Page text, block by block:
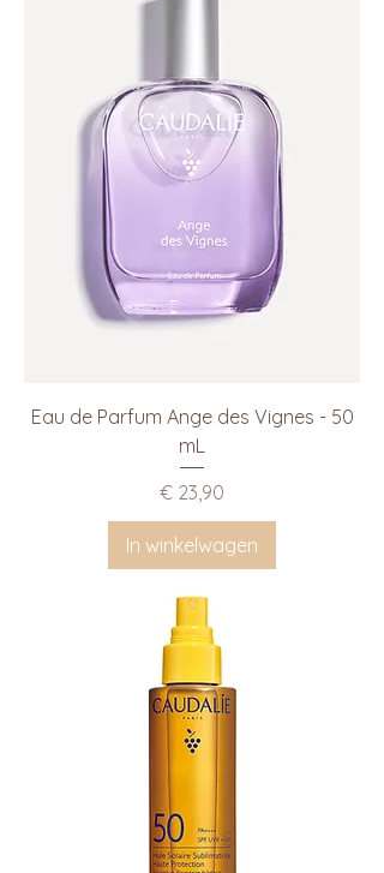
Eau de Parfum Ange des Vignes - 50
mL
Prijs
€ 23,90
In winkelwagen